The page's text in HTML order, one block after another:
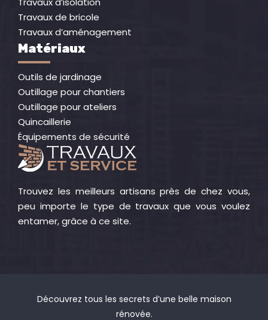
Travaux de bricole
Travaux d’aménagement
Matériaux
Outils de jardinage
Outillage pour chantiers
Outillage pour ateliers
Quincaillerie
Équipements de sécurité
Trouvez les meilleurs artisans près de chez vous,
peu importe le type de travaux que vous voulez
entamer, grâce à ce site.
Découvrez tous les secrets d’une belle maison
rénovée.